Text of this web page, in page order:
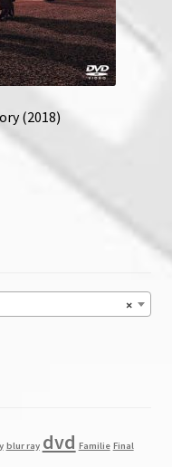
(2018)
×
blur ray dvd Familie Final